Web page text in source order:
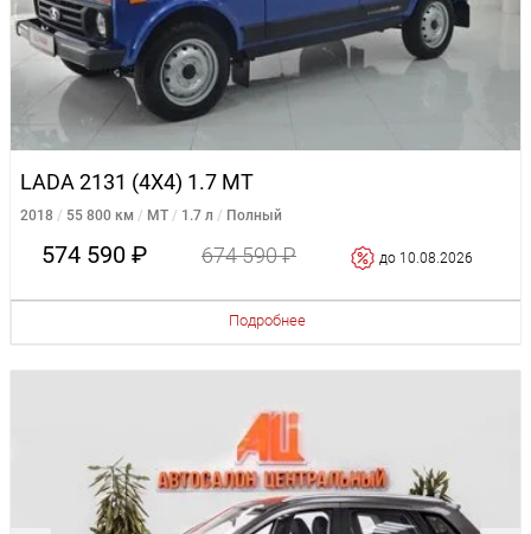
LADA 2131 (4X4) 1.7 MT
2018 55 800 км MT 1.7 л Полный
574 590 ₽ 674 590 ₽ до 10.08.2026
Подробнее